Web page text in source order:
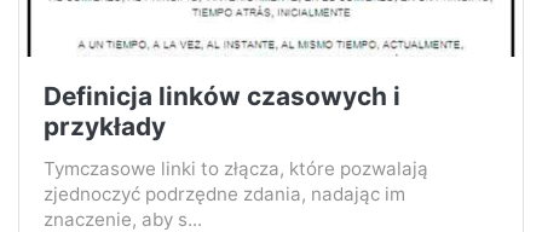
Definicja linków czasowych i
przykłady
Tymczasowe linki to złącza, które pozwalają
zjednoczyć podrzędne zdania, nadając im
znaczenie, aby s...